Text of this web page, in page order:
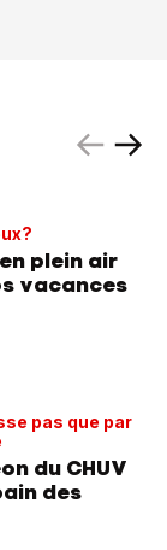
plein air
vacances
pas que par
du CHUV
des